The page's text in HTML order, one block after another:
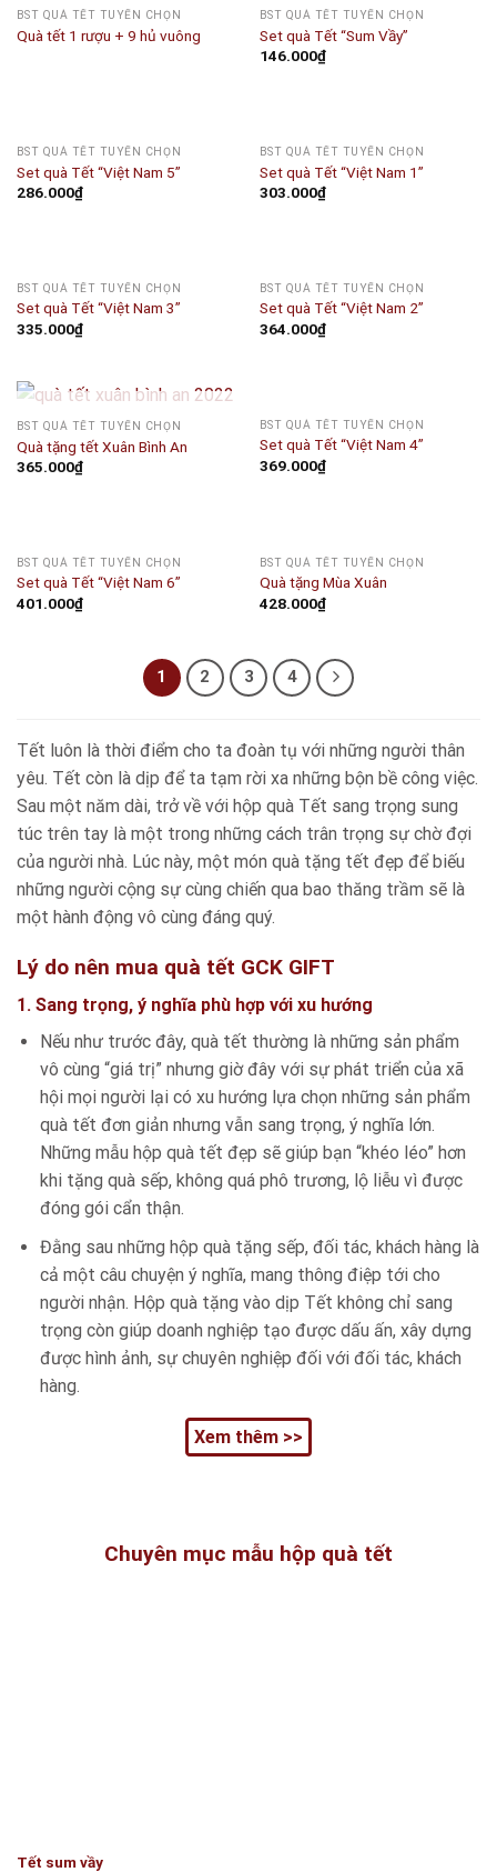
BST QUÀ TẾT TUYỂN CHỌN
Quà tết 1 rượu + 9 hủ vuông
BST QUÀ TẾT TUYỂN CHỌN
Set quà Tết “Sum Vầy”
146.000₫
BST QUÀ TẾT TUYỂN CHỌN
Set quà Tết “Việt Nam 5”
286.000₫
BST QUÀ TẾT TUYỂN CHỌN
Set quà Tết “Việt Nam 1”
303.000₫
BST QUÀ TẾT TUYỂN CHỌN
Set quà Tết “Việt Nam 3”
335.000₫
BST QUÀ TẾT TUYỂN CHỌN
Set quà Tết “Việt Nam 2”
364.000₫
OUT OF STOCK
BST QUÀ TẾT TUYỂN CHỌN
Quà tặng tết Xuân Bình An
365.000₫
BST QUÀ TẾT TUYỂN CHỌN
Set quà Tết “Việt Nam 4”
369.000₫
BST QUÀ TẾT TUYỂN CHỌN
Set quà Tết “Việt Nam 6”
401.000₫
OUT OF STOCK
BST QUÀ TẾT TUYỂN CHỌN
Quà tặng Mùa Xuân
428.000₫
1 2 3 4
Tết luôn là thời điểm cho ta đoàn tụ với những người thân
yêu. Tết còn là dịp để ta tạm rời xa những bộn bề công việc.
Sau một năm dài, trở về với hộp quà Tết sang trọng sung
túc trên tay là một trong những cách trân trọng sự chờ đợi
của người nhà. Lúc này, một món quà tặng tết đẹp để biếu
những người cộng sự cùng chiến qua bao thăng trầm sẽ là
một hành động vô cùng đáng quý.
Lý do nên mua quà tết GCK GIFT
1. Sang trọng, ý nghĩa phù hợp với xu hướng
Nếu như trước đây, quà tết thường là những sản phẩm
vô cùng “giá trị” nhưng giờ đây với sự phát triển của xã
hội mọi người lại có xu hướng lựa chọn những sản phẩm
quà tết đơn giản nhưng vẫn sang trọng, ý nghĩa lớn.
Những mẫu hộp quà tết đẹp sẽ giúp bạn “khéo léo” hơn
khi tặng quà sếp, không quá phô trương, lộ liễu vì được
đóng gói cẩn thận.
Đằng sau những hộp quà tặng sếp, đối tác, khách hàng là
cả một câu chuyện ý nghĩa, mang thông điệp tới cho
người nhận. Hộp quà tặng vào dịp Tết không chỉ sang
trọng còn giúp doanh nghiệp tạo được dấu ấn, xây dựng
được hình ảnh, sự chuyên nghiệp đối với đối tác, khách
hàng.
Xem thêm >>
Chuyên mục mẫu hộp quà tết
Tết sum vầy